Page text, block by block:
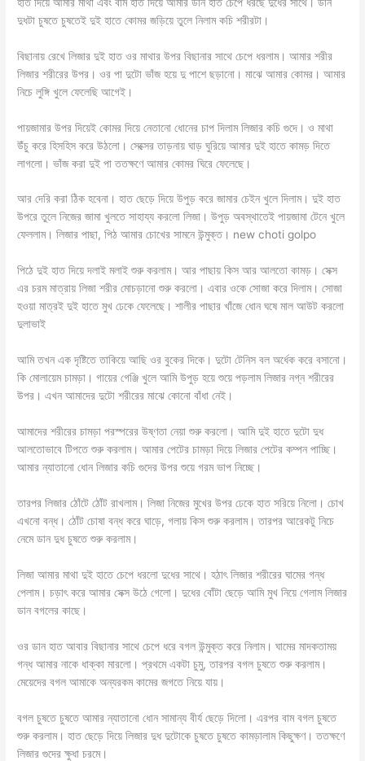
দুধটা চুষতে চুষতেই দুই হাতে কোমর জড়িয়ে তুলে নিলাম কচি শরীরটা।
বিছানায় রেখে লিজার দুই হাত ওর মাথার উপর বিছানার সাথে চেপে ধরলাম। আমার শরীর
লিজার শরীরের উপর। ওর পা দুটো ভাঁজ হয়ে দু পাশে ছড়ানো। মাঝে আমার কোমর। আমার
নিচে লুঙ্গি খুলে ফেলেছি আগেই।
পায়জামার উপর দিয়েই কোমর দিয়ে নেতানো ধোনের চাপ দিলাম লিজার কচি গুদে। ও মাথা
উঁচু করে হিসহিস করে উঠলো। সেক্সের তাড়নায় ঘাড় ঘুরিয়ে আমার দুই হাতে কামড় দিতে
লাগলো। ভাঁজ করা দুই পা ততক্ষণে আমার কোমর ঘিরে ফেলেছে।
আর দেরি করা ঠিক হবেনা। হাত ছেড়ে দিয়ে উপুড় করে জামার চেইন খুলে দিলাম। দুই হাত
উপরে তুলে নিজের জামা খুলতে সাহায্য করলো লিজা। উপুড় অবস্থাতেই পায়জামা টেনে খুলে
ফেললাম। লিজার পাছা, পিঠ আমার চোখের সামনে উন্মুক্ত। new choti golpo
পিঠে দুই হাত দিয়ে দলাই মলাই শুরু করলাম। আর পাছায় কিস আর আলতো কামড়। সেক্স
এর চরম মাত্রায় লিজা শরীর মোচড়ানো শুরু করলো। এবার ওকে সোজা করে দিলাম। সোজা
হওয়া মাত্রই দুই হাতে মুখ ঢেকে ফেলেছে। শালীর পাছার খাঁজে ধোন ঘষে মাল আউট করলো
দুলাভাই
আমি তখন এক দৃষ্টিতে তাকিয়ে আছি ওর বুকের দিকে। দুটো টেনিস বল অর্ধেক করে বসানো।
কি মোলায়েম চামড়া। গায়ের গেঞ্জি খুলে আমি উপুড় হয়ে শুয়ে পড়লাম লিজার নগ্ন শরীরের
উপর। এখন আমাদের দুটো শরীরের মাঝে কোনো বাঁধা নেই।
আমাদের শরীরের চামড়া পরস্পরের উষ্ণতা নেয়া শুরু করলো। আমি দুই হাতে দুটো দুধ
আলতোভাবে টিপতে শুরু করলাম। আমার পেটের চামড়া দিয়ে লিজার পেটের কম্পন পাচ্ছি।
আমার ন্যাতানো ধোন লিজার কচি গুদের উপর শুয়ে গরম ভাপ নিচ্ছে।
তারপর লিজার ঠোঁটে ঠোঁট রাখলাম। লিজা নিজের মুখের উপর ঢেকে হাত সরিয়ে নিলো। চোখ
এখনো বন্ধ। ঠোঁট চোষা বন্ধ করে ঘাড়ে, গলায় কিস শুরু করলাম। তারপর আরেকটু নিচে
নেমে ডান দুধ চুষতে শুরু করলাম।
লিজা আমার মাথা দুই হাতে চেপে ধরলো দুধের সাথে। হঠাৎ লিজার শরীরের ঘামের গন্ধ
পেলাম। চড়াৎ করে আমার সেক্স উঠে গেলো। দুধের বোঁটা ছেড়ে আমি মুখ নিয়ে গেলাম লিজার
ডান বগলের কাছে।
ওর ডান হাত আবার বিছানার সাথে চেপে ধরে বগল উন্মুক্ত করে নিলাম। ঘামের মাদকতাময়
গন্ধ আমার নাকে ধাক্কা মারলো। প্রথমে একটা চুমু, তারপর বগল চুষতে শুরু করলাম।
মেয়েদের বগল আমাকে অন্যরকম কামের জগতে নিয়ে যায়।
বগল চুষতে চুষতে আমার ন্যাতানো ধোন সামান্য বীর্য ছেড়ে দিলো। এরপর বাম বগল চুষতে
শুরু করলাম। হাত ছেড়ে দিয়ে লিজার দুধ দুটোকে চুষতে চুষতে কামড়ালাম কিছুক্ষণ। ততক্ষণে
লিজার গুদের ক্ষুধা চরমে।